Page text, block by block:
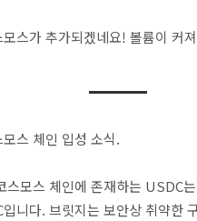
스가 추가되겠네요! 볼륨이 커
스 체인 입성 소식.
스모스 체인에 존재하는 USDC
니다. 브릿지는 보안상 취약한